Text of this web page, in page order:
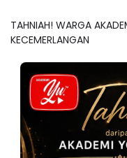
TAHNIAH! WARGA
KECEMERLANGAN